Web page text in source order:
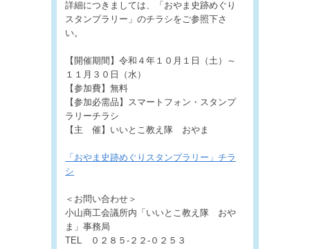
詳細につきましては、「おやま史跡めぐり
スタンプラリー」のチラシをご参照下さ
い。
【開催期間】令和４年１０月１日（土）～
１１月３０日（水）
【参加費】無料
【参加必需品】スマートフォン・スタンプ
ラリーチラシ
【主 催】いいとこ教え隊 おやま
「おやま史跡めぐりスタンプラリー」チラ
シ
＜お問い合わせ＞
小山商工会議所内「いいとこ教え隊 おや
ま」事務局
TEL ０２８５-２２-０２５３